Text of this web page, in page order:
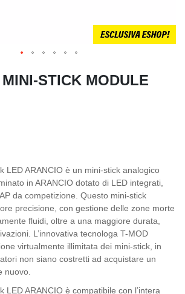
STICK MODULE
LED ARANCIO è un mini-stick analogico
in ARANCIO dotato di LED integrati,
da competizione. Questo mini-stick
precisione, con gestione delle zone morte
fluidi, oltre a una maggiore durata,
L’innovativa tecnologa T-MOD
virtualmente illimitata dei mini-stick, in
non siano costretti ad acquistare un
nuovo.
LED ARANCIO è compatibile con l’intera